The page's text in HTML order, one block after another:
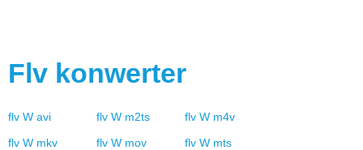
Flv konwerter
flv W avi flv W m2ts flv W m4v
flv W mkv flv W mov flv W mts